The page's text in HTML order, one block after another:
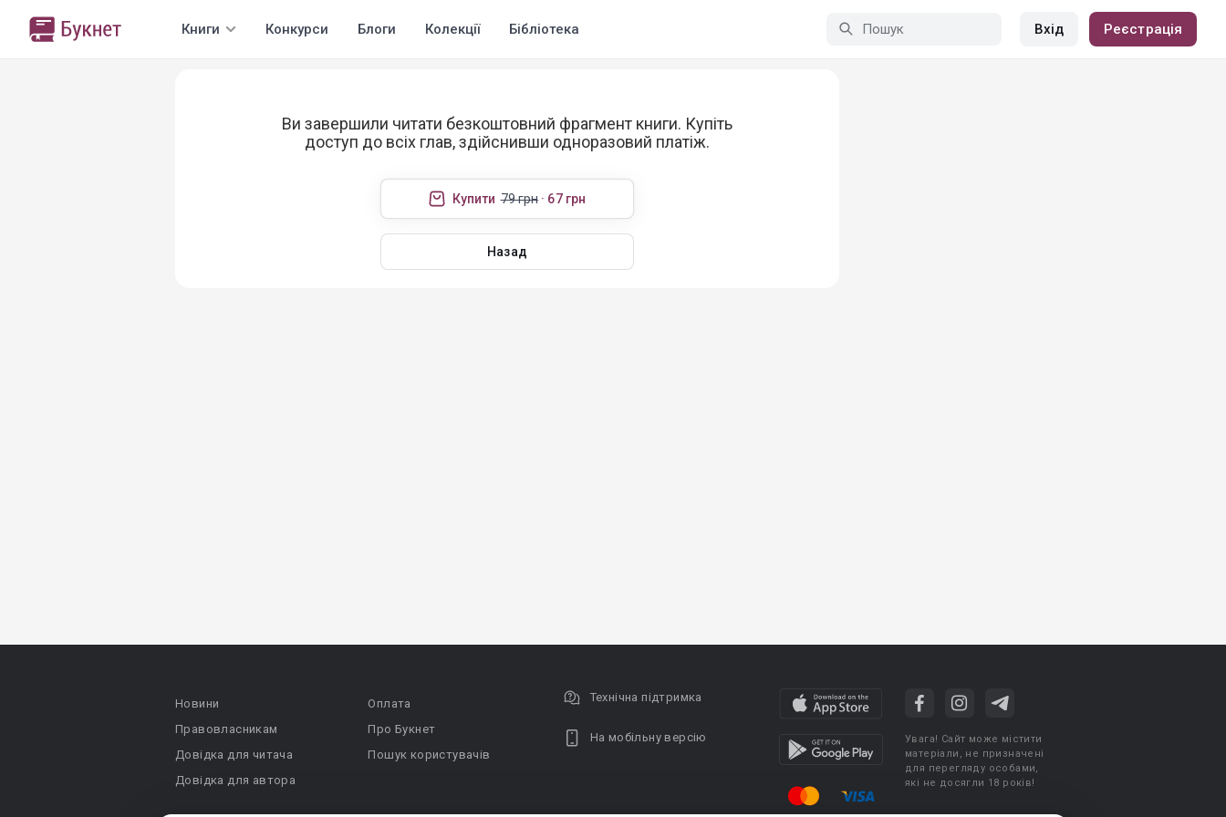
Книги Конкурси Блоги Колекції Бібліотека Вхід Реєстрація
Ви завершили читати безкоштовний фрагмент книги. Купіть
доступ до всіх глав, здійснивши одноразовий платіж.
Купити 79 грн· 67 грн
Назад
Новини
Правовласникам
Довідка для читача
Довідка для автора
Оплата
Про Букнет
Пошук користувачів
Технічна підтримка
На мобільну версію
Увага! Сайт може містити
матеріали, не призначені
для перегляду особами,
які не досягли 18 років!